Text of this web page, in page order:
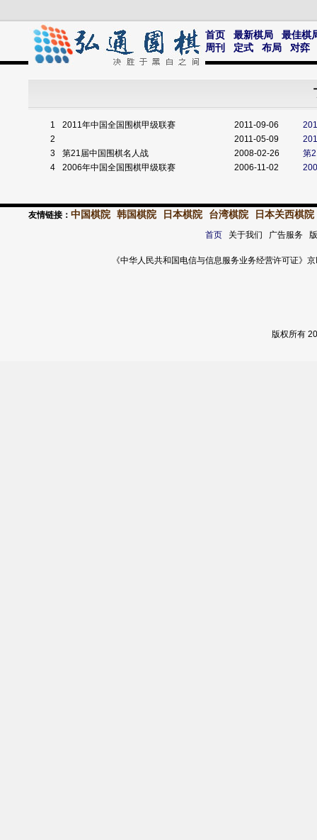
首页 最新棋局
最佳棋
周刊
定式 布局 对弈
1 2011年中国全国围棋甲级联赛 2011-09-06
2
2011-05-09
3
第21届中国围棋名人战 2008-02-26
第
4
2006年中国全国围棋甲级联赛 2006-11-02
友情链接： 中国棋院 韩国棋院 日本棋院 台湾棋院 日本关西棋院
首页关于我们 广告服务
《中华人民共和国电信与信息服务业务经营许可证
版权所有